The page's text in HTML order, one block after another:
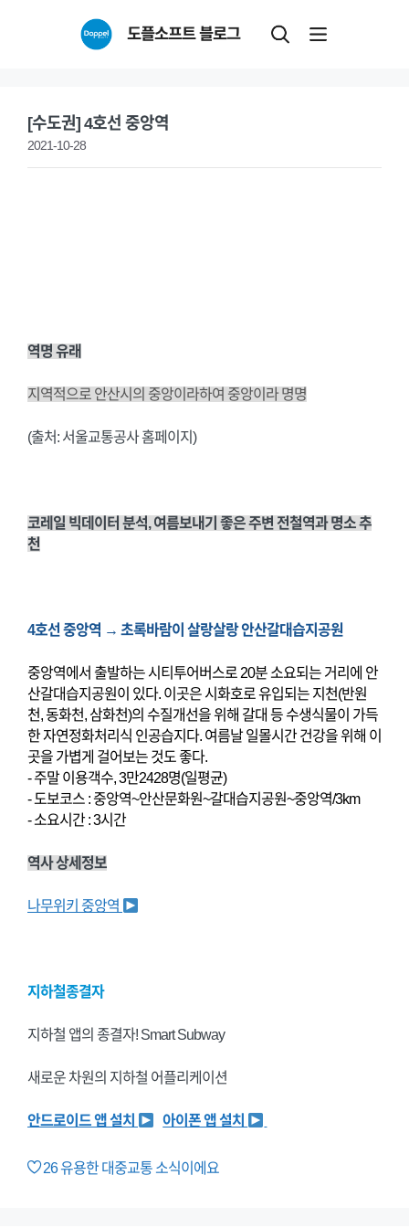
도플소프트 블로그
[수도권] 4호선 중앙역
2021-10-28
역명 유래
지역적으로 안산시의 중앙이라하여 중앙이라 명명
(출처: 서울교통공사 홈페이지)
코레일 빅데이터 분석, 여름보내기 좋은 주변 전철역과 명소 추
천
4호선 중앙역 → 초록바람이 살랑살랑 안산갈대습지공원
중앙역에서 출발하는 시티투어버스로 20분 소요되는 거리에 안
산갈대습지공원이 있다. 이곳은 시화호로 유입되는 지천(반원
천, 동화천, 삼화천)의 수질개선을 위해 갈대 등 수생식물이 가득
한 자연정화처리식 인공습지다. 여름날 일몰시간 건강을 위해 이
곳을 가볍게 걸어보는 것도 좋다.
- 주말 이용객수, 3만2428명(일평균)
- 도보코스 : 중앙역~안산문화원~갈대습지공원~중앙역/3km
- 소요시간 : 3시간
역사 상세정보
나무위키 중앙역
지하철종결자
지하철 앱의 종결자! Smart Subway
새로운 차원의 지하철 어플리케이션
안드로이드 앱 설치 아이폰 앱 설치
26유용한 대중교통 소식이에요